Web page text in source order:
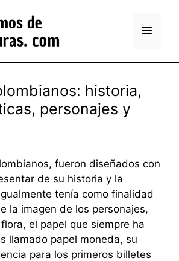
Menú
historia,
personajes y
fueron diseñados con
de su historia y la
tenía como finalidad
la imagen de los personajes,
el papel que siempre ha
llamado papel moneda, su
para los primeros billetes